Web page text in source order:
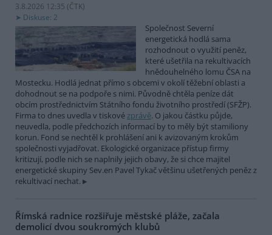
3.8.2026 12:35 (ČTK)
Diskuse: 2
Společnost Severní
energetická hodlá sama
rozhodnout o využití peněz,
které ušetřila na rekultivacích
hnědouhelného lomu ČSA na
Mostecku. Hodlá jednat přímo s obcemi v okolí těžební oblasti a
dohodnout se na podpoře s nimi. Původně chtěla peníze dát
obcím prostřednictvím Státního fondu životního prostředí (SFŽP).
Firma to dnes uvedla v tiskovézprávě. O jakou částku půjde,
neuvedla, podle předchozích informací by to měly být stamiliony
korun. Fond se nechtěl k prohlášení ani k avizovaným krokům
společnosti vyjadřovat. Ekologické organizace přístup firmy
kritizují, podle nich se naplnily jejich obavy, že si chce majitel
energetické skupiny Sev.en Pavel Tykač většinu ušetřených peněz z
rekultivací nechat.
Římská radnice rozšiřuje městské pláže, začala
demolicí dvou soukromých klubů